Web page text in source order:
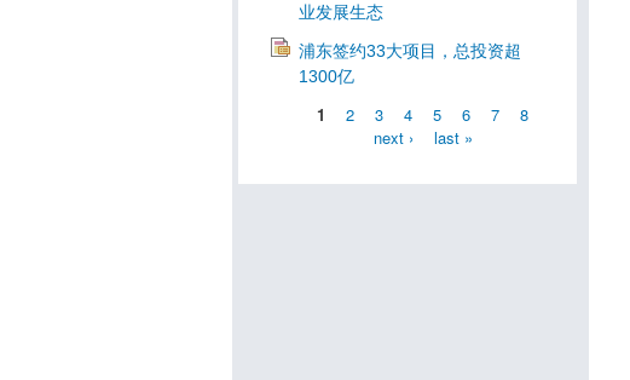
业发展生态
浦东签约33大项目，总投资超
1300亿
1 2 3 4 5 6 7
8
next ›
last »